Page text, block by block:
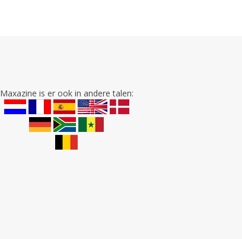
Maxazine is er ook in andere talen: